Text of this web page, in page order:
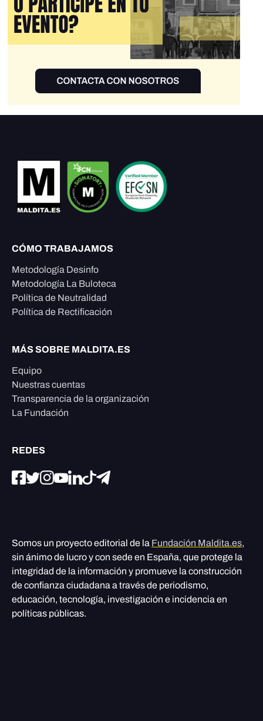
CÓMO TRABAJAMOS
Metodología Desinfo
Metodología La Buloteca
Política de Neutralidad
Política de Rectificación
MÁS SOBRE MALDITA.ES
Equipo
Nuestras cuentas
Transparencia de la organización
La Fundación
REDES
Somos un proyecto editorial de la Fundación Maldita.es,
sin ánimo de lucro y con sede en España, que protege la
integridad de la información y promueve la construcción
de confianza ciudadana a través de periodismo,
educación, tecnología, investigación e incidencia en
políticas públicas.